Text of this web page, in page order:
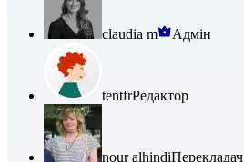
claudia m Адмін
tentfrРедактор
nour alhindiПерекладач